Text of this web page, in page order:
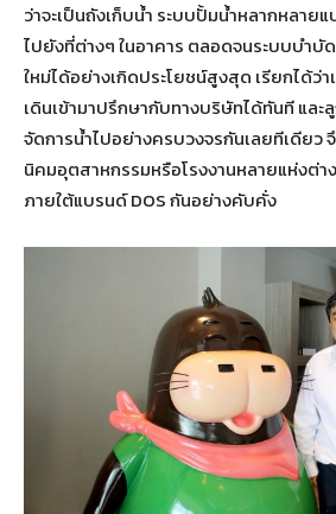
ว่าจะเป็นถังเก็บน้ำ ระบบปั้มน้ำหลากหลา
ไปยังที่ต่างๆ ในอาคาร ตลอดจนระบบบำบั
ใหม่ได้อย่างเกิดประโยชน์สูงสุด เรียกได้ว่
เดินเข้ามาปรึกษากับทางบริษัทได้ทันที และ
จัดการน้ำไปอย่างครบวงจรกันเลยทีเดียว
นิคมอุตสาหกรรมหรือโรงงานหลายแห่งต่า
ภายใต้แบรนด์ DOS กันอย่างคับคั่ง